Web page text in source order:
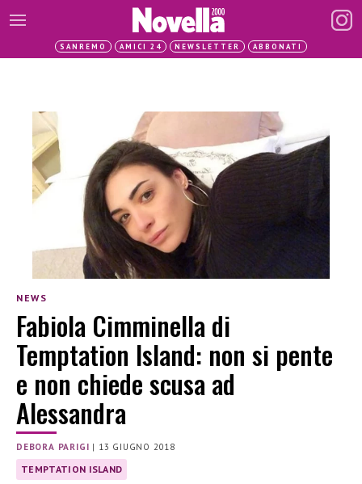
SANREMO AMICI 24 NEWSLETTER ABBONATI
NEWS
Fabiola Cimminella di
Temptation Island: non si pente
e non chiede scusa ad
Alessandra
DEBORA PARIGI | 13 GIUGNO 2018
TEMPTATION ISLAND